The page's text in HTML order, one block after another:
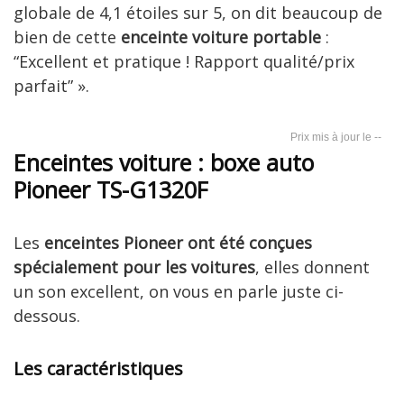
globale de 4,1 étoiles sur 5, on dit beaucoup de
bien de cette enceinte voiture portable :
“Excellent et pratique ! Rapport qualité/prix
parfait” ».
--
Enceintes voiture : boxe auto
Pioneer TS-G1320F
Les enceintes Pioneer ont été conçues
spécialement pour les voitures, elles donnent
un son excellent, on vous en parle juste ci-
dessous.
Les caractéristiques